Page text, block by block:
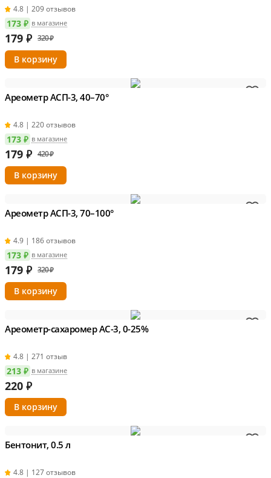
4.8 | 209 отзывов
173 ₽ в магазине
179 ₽ 320 ₽
Ареометр АСП-3, 40–70°
4.8 | 220 отзывов
173 ₽ в магазине
179 ₽ 420 ₽
Ареометр АСП-3, 70–100°
4.9 | 186 отзывов
173 ₽ в магазине
179 ₽ 320 ₽
Ареометр-сахаромер АС-3, 0-25%
4.8 | 271 отзыв
213 ₽ в магазине
220 ₽
Бентонит, 0.5 л
4.8 | 127 отзывов